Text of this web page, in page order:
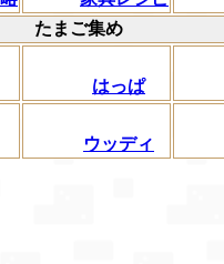
たまご集め
はっぱ
ウッディ